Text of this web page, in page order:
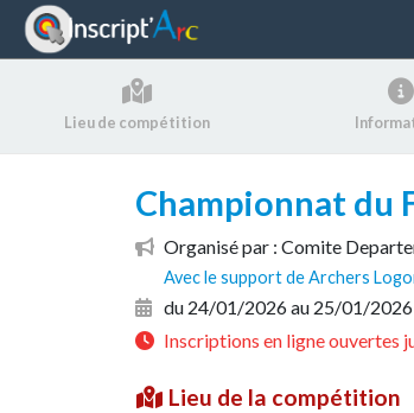
Lieu de compétition
Championnat du
Organisé par : Comite
Avec le support de Archers
du 24/01/2026 au 25/01/2026
Inscriptions en ligne ouvertes
Lieu de la compétition
Panneau de gestion des cookies